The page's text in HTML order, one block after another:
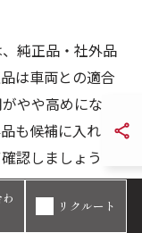
純正品・社外品
は車両との適合
やや高めになる
も候補に入れつ
認しましょう。
リクルート